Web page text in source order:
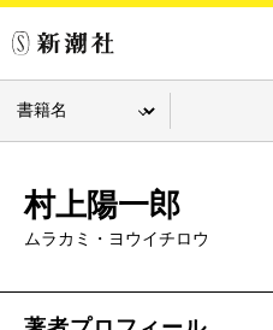
村上陽一郎
ムラカミ・ヨウイチロウ